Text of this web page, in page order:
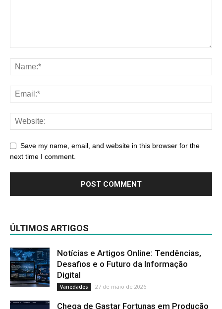
Save my name, email, and website in this browser for the
next time I comment.
ÚLTIMOS ARTIGOS
Notícias e Artigos Online: Tendências,
Desafios e o Futuro da Informação
Digital
Variedades 27 de maio de 2026
Chega de Gastar Fortunas em Produção